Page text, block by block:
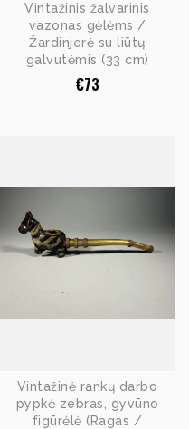
Vintažinis žalvarinis
vazonas gėlėms /
Žardinjerė su liūtų
galvutėmis (33 cm)
€73
Vintažinė rankų darbo
pypkė zebras, gyvūno
figūrėlė (Ragas /